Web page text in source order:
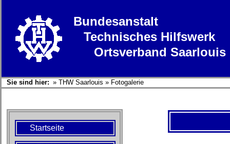
Bundesanstalt
Technisches Hilfswerk
Ortsverband Saarlouis
Sie sind hier: » THW Saarlouis » Fotogalerie
Startseite